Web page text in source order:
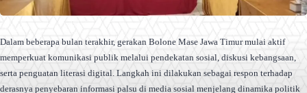
Dalam beberapa bulan terakhir, gerakan Bolone Mase Jawa Timur mulai aktif
memperkuat komunikasi publik melalui pendekatan sosial, diskusi kebangsaan,
serta penguatan literasi digital. Langkah ini dilakukan sebagai respon terhadap
derasnya penyebaran informasi palsu di media sosial menjelang dinamika politik